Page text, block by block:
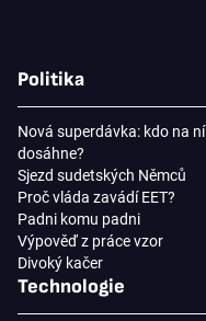
Politika
Nová superdávka: kdo na ní
dosáhne?
Sjezd sudetských Němců
Proč vláda zavádí EET?
Padni komu padni
Výpověď z práce vzor
Divoký kačer
Technologie